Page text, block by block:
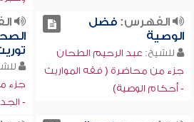
الفهرس:فضل
الوصية
للشيخ: عبد الرحيم الطحان
جزء من محاضرة ( فقه المواريث
- أحكام الوصية)
جزء
- الجد